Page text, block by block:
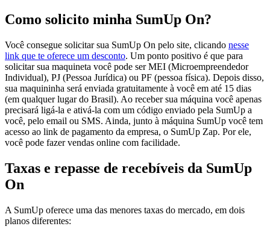
Como solicito minha SumUp On?
Você consegue solicitar sua SumUp On pelo site, clicando nesse
link que te oferece um desconto. Um ponto positivo é que para
solicitar sua maquineta você pode ser MEI (Microempreendedor
Individual), PJ (Pessoa Jurídica) ou PF (pessoa física). Depois disso,
sua maquininha será enviada gratuitamente à você em até 15 dias
(em qualquer lugar do Brasil). Ao receber sua máquina você apenas
precisará ligá-la e ativá-la com um código enviado pela SumUp a
você, pelo email ou SMS. Ainda, junto à máquina SumUp você tem
acesso ao link de pagamento da empresa, o SumUp Zap. Por ele,
você pode fazer vendas online com facilidade.
Taxas e repasse de recebíveis da SumUp
On
A SumUp oferece uma das menores taxas do mercado, em dois
planos diferentes: